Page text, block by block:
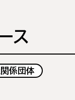
ス
係団体